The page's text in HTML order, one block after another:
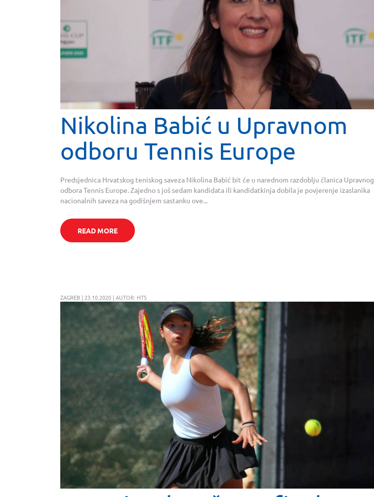
Nikolina Babić u Upravnom
odboru Tennis Europe
Predsjednica Hrvatskog teniskog saveza Nikolina Babić bit će u narednom razdoblju članica Upravnog
odbora Tennis Europe. Zajedno s još sedam kandidata ili kandidatkinja dobila je povjerenje izaslanika
nacionalnih saveza na godišnjem sastanku ove...
READ MORE
ZAGREB | 23.10.2020 | AUTOR: HTS